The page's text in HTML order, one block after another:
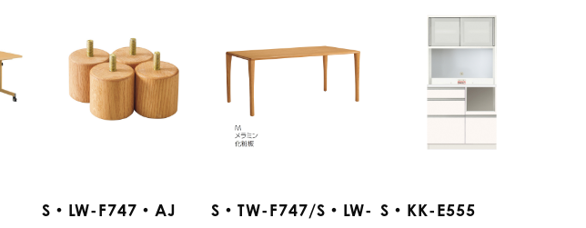
S・LW-F747・AJ
S・TW-F747/S・LW- S・KK-E555